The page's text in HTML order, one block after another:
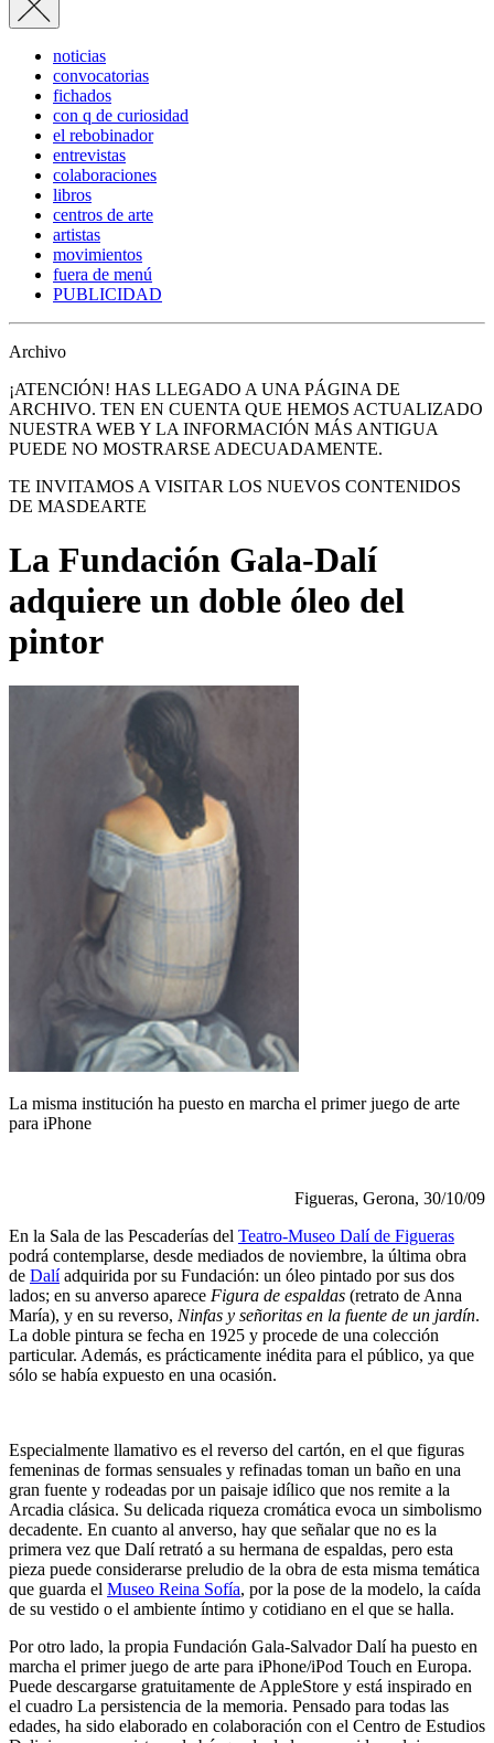
noticias
convocatorias
fichados
con q de curiosidad
el rebobinador
entrevistas
colaboraciones
libros
centros de arte
artistas
movimientos
fuera de menú
PUBLICIDAD
Archivo
¡ATENCIÓN! HAS LLEGADO A UNA PÁGINA DE
ARCHIVO. TEN EN CUENTA QUE HEMOS ACTUALIZADO
NUESTRA WEB Y LA INFORMACIÓN MÁS ANTIGUA
PUEDE NO MOSTRARSE ADECUADAMENTE.
TE INVITAMOS A VISITAR LOS NUEVOS CONTENIDOS
DE MASDEARTE
La Fundación Gala-Dalí
adquiere un doble óleo del
pintor
La misma institución ha puesto en marcha el primer juego de arte
para iPhone
Figueras, Gerona, 30/10/09
En la Sala de las Pescaderías del Teatro-Museo Dalí de Figueras
podrá contemplarse, desde mediados de noviembre, la última obra
de Dalí adquirida por su Fundación: un óleo pintado por sus dos
lados; en su anverso aparece Figura de espaldas (retrato de Anna
María), y en su reverso, Ninfas y señoritas en la fuente de un jardín.
La doble pintura se fecha en 1925 y procede de una colección
particular. Además, es prácticamente inédita para el público, ya que
sólo se había expuesto en una ocasión.
Especialmente llamativo es el reverso del cartón, en el que figuras
femeninas de formas sensuales y refinadas toman un baño en una
gran fuente y rodeadas por un paisaje idílico que nos remite a la
Arcadia clásica. Su delicada riqueza cromática evoca un simbolismo
decadente. En cuanto al anverso, hay que señalar que no es la
primera vez que Dalí retrató a su hermana de espaldas, pero esta
pieza puede considerarse preludio de la obra de esta misma temática
que guarda el Museo Reina Sofía, por la pose de la modelo, la caída
de su vestido o el ambiente íntimo y cotidiano en el que se halla.
Por otro lado, la propia Fundación Gala-Salvador Dalí ha puesto en
marcha el primer juego de arte para iPhone/iPod Touch en Europa.
Puede descargarse gratuitamente de AppleStore y está inspirado en
el cuadro La persistencia de la memoria. Pensado para todas las
edades, ha sido elaborado en colaboración con el Centro de Estudios